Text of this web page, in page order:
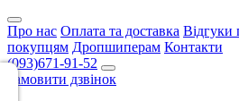
Про нас Оплата та доставка Відгуки
покупцям Дропшиперам Контакти
(093)671-91-52
Замовити дзвінок